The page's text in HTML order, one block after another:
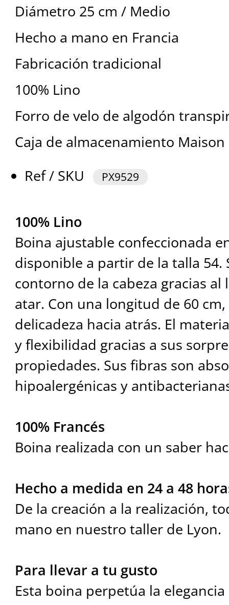
Diámetro 25 cm / Medio
Hecho a mano en Francia
Fabricación tradicional
100% Lino
Forro de velo de algodón
Caja de almacenamiento
Ref / SKU
PX9529
100% Lino
Boina ajustable confeccionada
disponible a partir de la talla 54.
contorno de la cabeza gracias al
atar. Con una longitud de 60 cm,
delicadeza hacia atrás. El
y flexibilidad gracias a sus
propiedades. Sus fibras son
hipoalergénicas y
100% Francés
Boina realizada con un saber
Hecho a medida en 24 a 48
De la creación a la realización,
mano en nuestro taller de Lyon.
Para llevar a tu gusto
Esta boina perpetúa la